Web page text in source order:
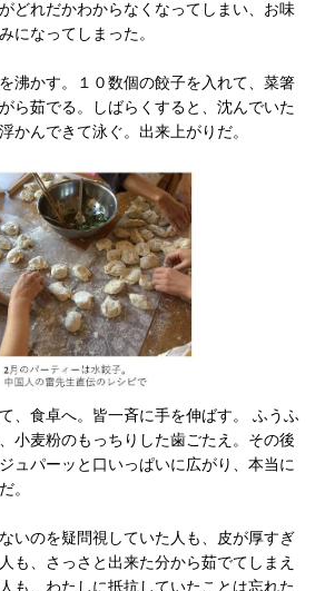
どれだかわからなくなってしまい、お味
になってしまった。
沸かす。１０数個の餃子を入れて、菜箸
ら茹でる。しばらくすると、沈んでいた
かんできて泳ぐ。出来上がりだ。
、食卓へ。皆一斉に手を伸ばす。 ふうふ
小麦粉のもっちりした歯ごたえ。その後
ュパーッと口いっぱいに広がり、本当に
。
いのを疑問視していた人も、皮が厚すぎ
も、さっさと出来た分から茹でてしまえ
も、わたしに抵抗していたことは忘れた